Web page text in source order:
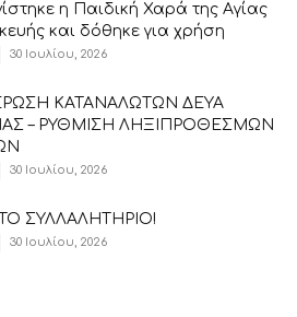
η Παιδική Χαρά της Αγίας
και δόθηκε για χρήση
30 Ιουλίου, 2026
ΚΑΤΑΝΑΛΩΤΩΝ ΔΕΥΑ
– ΡΥΘΜΙΣΗ ΛΗΞΙΠΡΟΘΕΣΜΩΝ
30 Ιουλίου, 2026
ΣΥΛΛΑΛΗΤΗΡΙΟ!
30 Ιουλίου, 2026